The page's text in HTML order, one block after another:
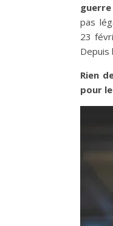
pas
23
Depuis
Rien
pour